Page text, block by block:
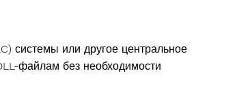
системы или другое центральное
файлам без необходимости